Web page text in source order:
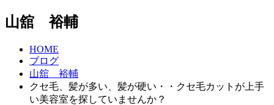
山舘 裕輔
HOME
ブログ
山舘 裕輔
クセ毛、髪が多い、髪が硬い・・クセ毛カットが上手
い美容室を探していませんか？